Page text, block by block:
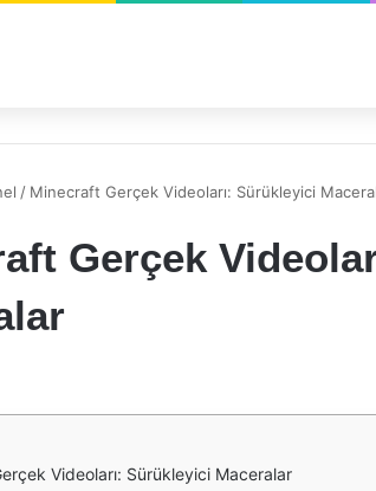
/ Minecraft Gerçek Videoları: Sürükleyici
Gerçek
Videoları: Sürükleyici Maceralar